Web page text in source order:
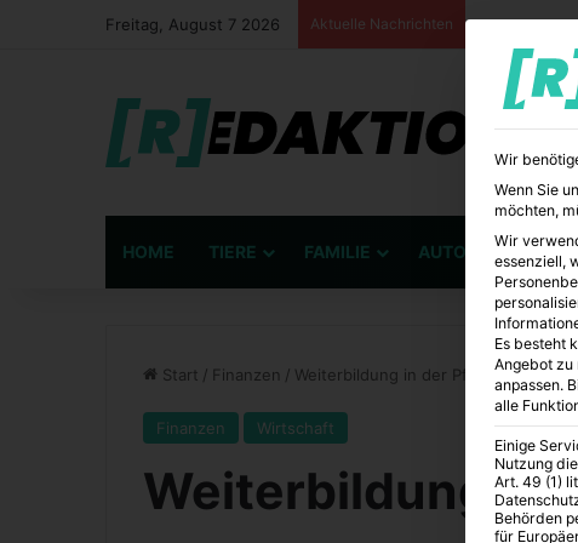
Freitag, August 7 2026 Aktuelle Nachrichten
HOME TIERE FAMILIE AUTO
Start / Finanzen / Weiterbildung in der Pflege
Finanzen Wirtschaft
Weiterbildung in
Wir
Wenn Sie
möchten,
Wir
essenziell,
Es besteht
Angebot zu
anpassen.
alle
Einige
Nutzung
Art. 49 (1)
Behörden
für